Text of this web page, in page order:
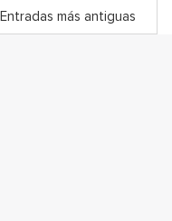
Entradas más antiguas